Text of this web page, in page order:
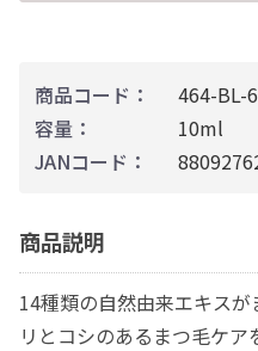
商品コード：
464-BL-
容量：
10ml
JANコード：
商品説明
14種類の自然由来エキス
リとコシのあるまつ毛ケア